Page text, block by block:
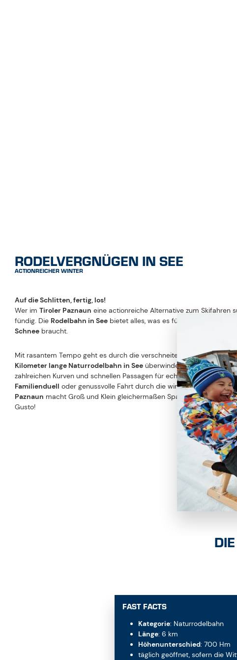
RODELVERGNÜGEN IN SEE
ACTIONREICHER WINTER
Auf die Schlitten, fertig, los!
Wer im Tiroler Paznaun eine actionreiche Alternative zum Skifahren
fündig. Die Rodelbahn in See bietet alles, was es für ein
Schnee braucht.
Mit rasantem Tempo geht es durch die verschneite Winterlandschaft
Kilometer lange Naturrodelbahn in See überwindet rund700
zahlreichen Kurven und schnellen Passagen für echte Adrenalinkicks.
Familienduell oder genussvolle Fahrt durch die winterliche Bergwelt –
Paznaun macht Groß und Klein gleichermaßen Spaß. Genieße den
Gusto!
FAST FACTS
Kategorie: Naturrodelbahn
Länge: 6 km
Höhenunterschied: 700 Hm
täglich geöffnet, sofern die